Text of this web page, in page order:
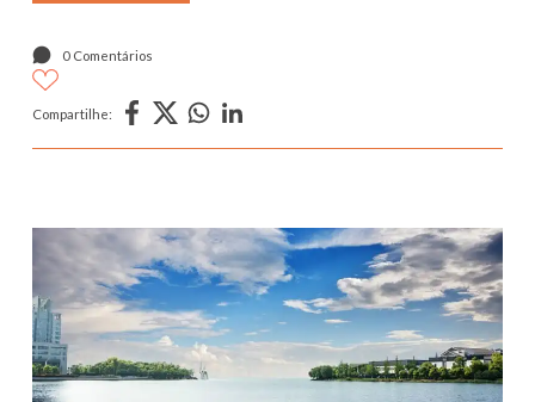
0 Comentários
Compartilhe: